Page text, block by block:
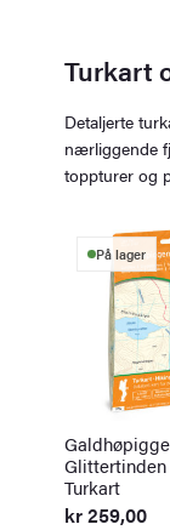
Turkart
Detaljerte
nærliggende
toppturer og
På lager
Glittertinden
Turkart
kr259,00